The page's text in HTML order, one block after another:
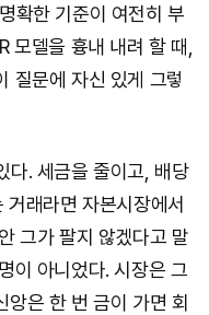
확한 기준이 여전히 부
모델을 흉내 내려 할 때,
질문에 자신 있게 그렇
다. 세금을 줄이고, 배당
래라면 자본시장에서
그가 팔지 않겠다고 말
이 아니었다. 시장은 그
앙은 한 번 금이 가면 회